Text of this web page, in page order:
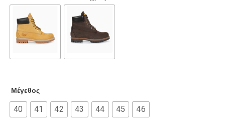
Μέγεθος
40 41 42 43 44 45 46